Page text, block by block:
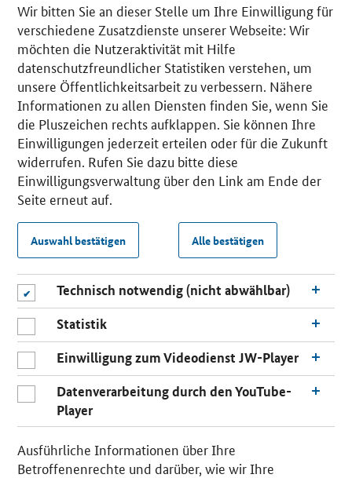
Wir bitten Sie an dieser Stelle um Ihre Einwilligung für
verschiedene Zusatzdienste unserer Webseite: Wir
möchten die Nutzeraktivität mit Hilfe
datenschutzfreundlicher Statistiken verstehen, um
unsere Öffentlichkeitsarbeit zu verbessern. Nähere
Informationen zu allen Diensten finden Sie, wenn Sie
die Pluszeichen rechts aufklappen. Sie können Ihre
Einwilligungen jederzeit erteilen oder für die Zukunft
widerrufen. Rufen Sie dazu bitte diese
Einwilligungsverwaltung über den Link am Ende der
Seite erneut auf.
Auswahl bestätigen Alle bestätigen
Technisch notwendig (nicht abwählbar)
Statistik
Einwilligung zum Videodienst JW-Player
Datenverarbeitung durch den YouTube-
Player
Ausführliche Informationen über Ihre
Betroffenenrechte und darüber, wie wir Ihre